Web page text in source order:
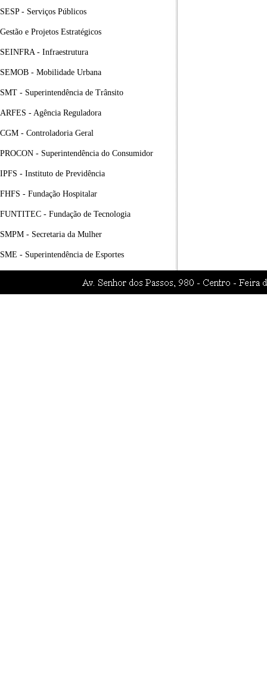
SESP - Serviços Públicos
Gestão e Projetos Estratégicos
SEINFRA - Infraestrutura
SEMOB - Mobilidade Urbana
SMT - Superintendência de Trânsito
ARFES - Agência Reguladora
CGM - Controladoria Geral
PROCON - Superintendência do Consumidor
IPFS - Instituto de Previdência
FHFS - Fundação Hospitalar
FUNTITEC - Fundação de Tecnologia
SMPM - Secretaria da Mulher
SME - Superintendência de Esportes